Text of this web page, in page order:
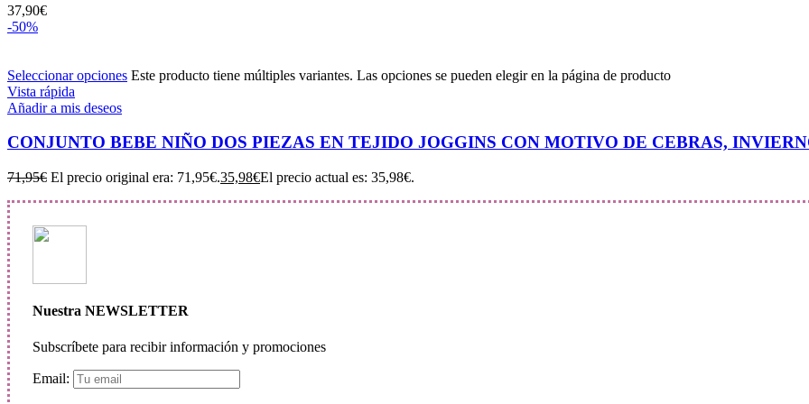
37,90€
-50%
Seleccionar opciones Este producto tiene múltiples variantes. Las opciones se pueden elegir en la página de producto
Vista rápida
Añadir a mis deseos
CONJUNTO BEBE NIÑO DOS PIEZAS EN TEJIDO JOGGINS CON MOTIVO DE CEBRAS,
71,95€ El precio original era: 71,95€.35,98€El precio actual es: 35,98€.
Nuestra NEWSLETTER
Subscríbete para recibir información y promociones
Email: